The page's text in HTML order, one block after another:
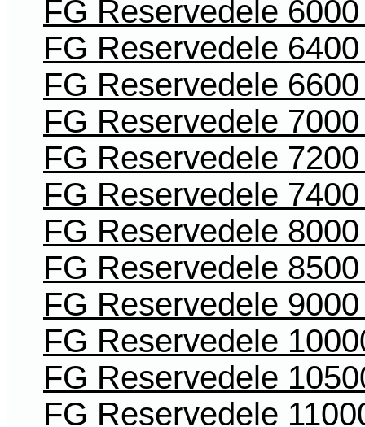
FG Reservedele
FG Reservedele
FG Reservedele
FG Reservedele
FG Reservedele
FG Reservedele
FG Reservedele
FG Reservedele
FG Reservedele
FG Reservedele
FG Reservedele
FG Reservedele